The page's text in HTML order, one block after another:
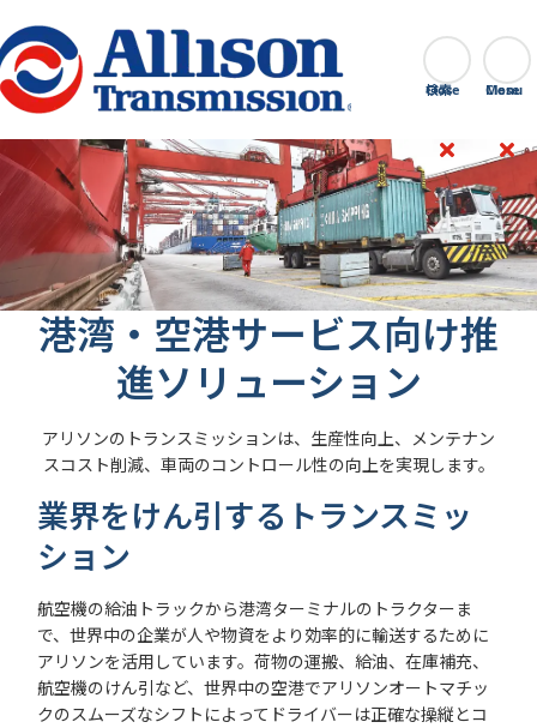
Go Home 検索
Close
港湾・空港サービス向け推
進ソリューション
アリソンのトランスミッションは、生産性向上、メンテナン
スコスト削減、車両のコントロール性の向上を実現します。
業界をけん引するトランスミッ
ション
航空機の給油トラックから港湾ターミナルのトラクターま
で、世界中の企業が人や物資をより効率的に輸送するために
アリソンを活用しています。荷物の運搬、給油、在庫補充、
航空機のけん引など、世界中の空港でアリソンオートマチッ
クのスムーズなシフトによってドライバーは正確な操縦とコ